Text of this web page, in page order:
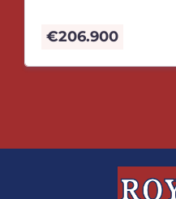
€206.900